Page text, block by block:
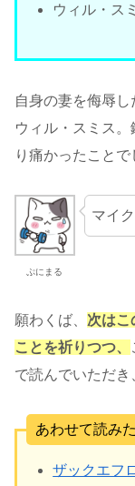
ウィル・ス
自身の妻を侮辱
ウィル・スミス
り痛かったことで
ぷにまる
マイ
願わくば、 次はこ
ことを祈りつつ、
で読んでいただき
あわせて読み
ザックエフ